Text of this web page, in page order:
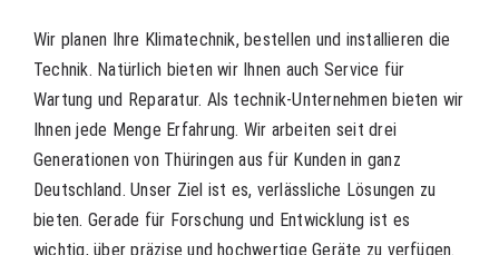
Wir planen Ihre Klimatechnik, bestellen und installieren die
Technik. Natürlich bieten wir Ihnen auch Service für
Wartung und Reparatur. Als technik-Unternehmen bieten wir
Ihnen jede Menge Erfahrung. Wir arbeiten seit drei
Generationen von Thüringen aus für Kunden in ganz
Deutschland. Unser Ziel ist es, verlässliche Lösungen zu
bieten. Gerade für Forschung und Entwicklung ist es
wichtig, über präzise und hochwertige Geräte zu verfügen.